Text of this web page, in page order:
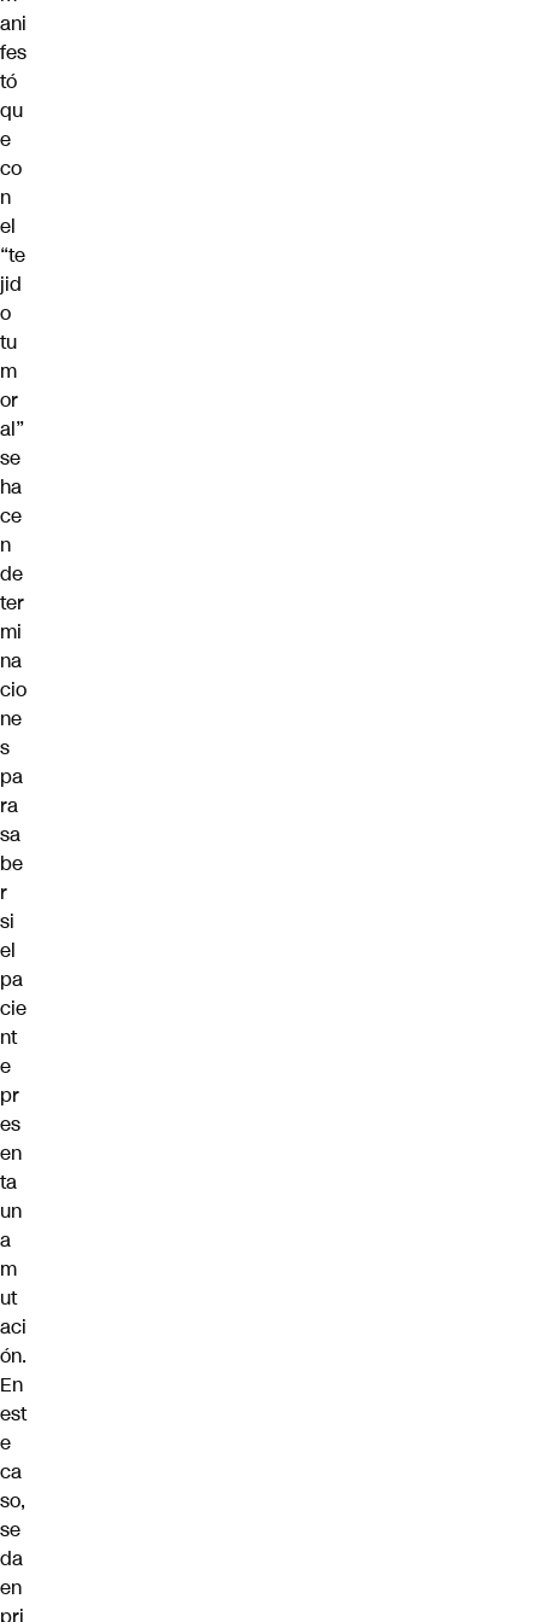
ani
fes
tó
qu
e
co
n
el
“te
jid
o
tu
m
or
al”
se
ha
ce
n
de
ter
mi
na
cio
ne
s
pa
ra
sa
be
r
si
el
pa
cie
nt
e
pr
es
en
ta
un
a
m
ut
aci
ón.
En
est
e
ca
so,
se
da
en
pri